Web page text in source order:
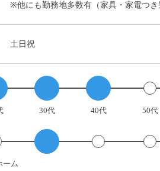
※他にも勤務地多数有（家具・家電つき
土日祝
30代 40代 50代
ーム